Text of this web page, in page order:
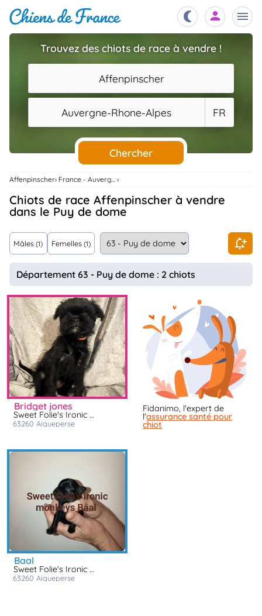
Chiots
Éleveurs
Étalons
Chiens
Services
..
Assurances
Connexion
Trouvez des chiots de race à vendre !
Affenpinscher
Auvergne-Rhone-Alpes FR
Chercher
Affenpinscher France - Auvergne-Rhone-Alpes
Chiots de race Affenpinscher à vendre
dans le Puy de dome
Mâles (1) Femelles (1)
Département 63 - Puy de dome : 2 chiots
bridget jones
Sweet Folie's Ironic Monkeys
63260 aigueperse
Fidanimo, l'expert de
l'assurance santé pour
chiot
baal
Sweet Folie's Ironic Monkeys
63260 aigueperse